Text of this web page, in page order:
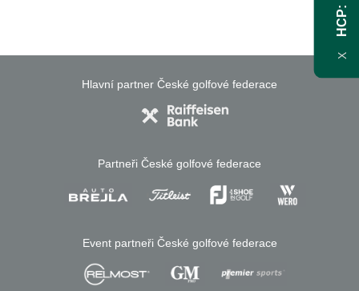
Hlavní partner České golfové federace
Partneři České golfové federace
Event partneři České golfové federace
X
HCP